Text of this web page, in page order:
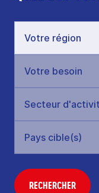
RECHERCHER